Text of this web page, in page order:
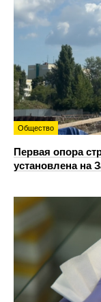
Общество
Первая опора
установлена на